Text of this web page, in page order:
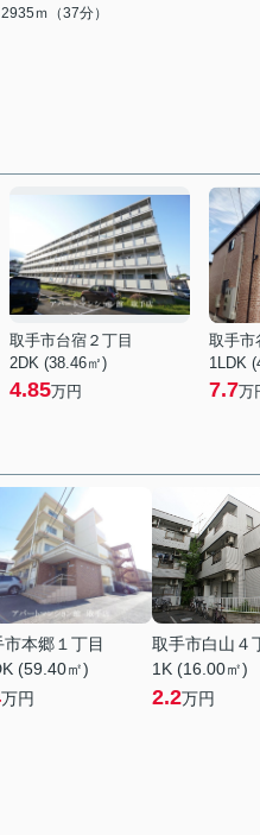
2935ｍ（37分）
取手市台宿２丁目
2DK (38.46㎡)
4.85万円
取手市
1LDK
7.7万
市本郷１丁目
(59.40㎡)
万円
取手市白山４
1K (16.00㎡)
2.2万円